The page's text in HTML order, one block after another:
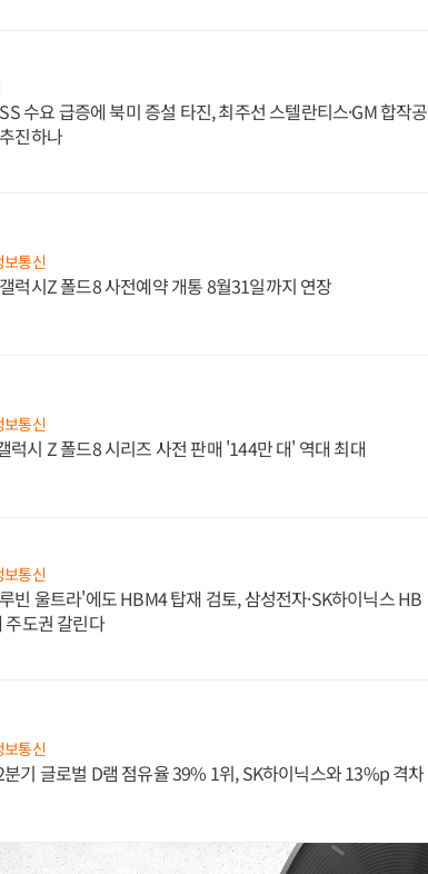
수요 급증에 북미 증설 타진, 최주선 스텔란티스·GM 합작공
진하나
보통신
럭시Z 폴드8 사전예약 개통 8월31일까지 연장
보통신
럭시 Z 폴드8 시리즈 사전 판매 '144만 대' 역대 최대
보통신
빈 울트라'에도 HBM4 탑재 검토, 삼성전자·SK하이닉스 HB
주도권 갈린다
보통신
기 글로벌 D램 점유율 39% 1위, SK하이닉스와 13%p 격차